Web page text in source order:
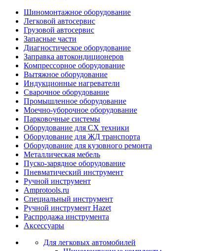
Шиномонтажное оборудование
Легковой автосервис
Грузовой автосервис
Запасные части
Диагностическое оборудование
Заправка автокондиционеров
Компрессорное оборудование
Вытяжное оборудование
Индукционные нагреватели
Сварочное оборудование
Промышленное оборудование
Моечно-уборочное оборудование
Парковочные системы
Оборудование для СХ техники
Оборудование для ЖД транспорта
Оборудование для кузовного ремонта
Металлическая мебель
Пуско-зарядное оборудование
Пневматический инструмент
Ручной инструмент
Amprotools.ru
Специальный инструмент
Ручной инструмент Hazet
Распродажа инструмента
Аксессуары
Для легковых автомобилей